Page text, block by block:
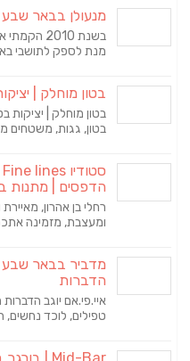
מנעולן בבאר שבע
בשנת
מנת לספק לתושבי
בטון מוחלק |
בטון מוחלק | יציקות
בטון, גגות, משטחים
הדפסים | מתנות
רחלי בן אהרון,
ומעצבת, מזמינה
מדביר בבאר
הדברות
איי.פי.אם יוגב
טפילים, לוכד נחשים,